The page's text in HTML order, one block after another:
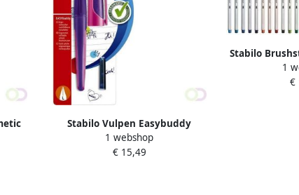
Ã
Stabilo Vulpen Easybuddy
linkshandig medium paars
magenta blister Ã 1 stuk
1 webshop
€ 15,49
Stabilo
1
€